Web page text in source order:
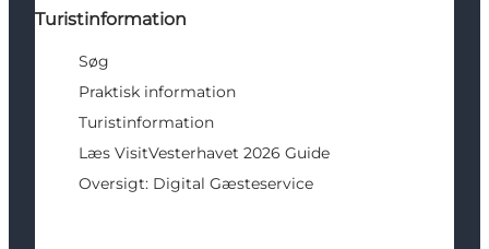
Turistinformation
Søg
Praktisk information
Turistinformation
Læs VisitVesterhavet 2026 Guide
Oversigt: Digital Gæsteservice